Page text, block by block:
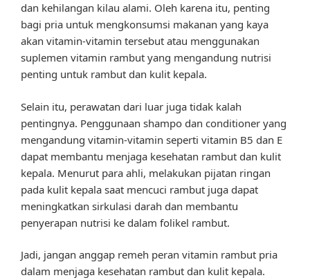
dan kehilangan kilau alami. Oleh karena itu, penting
bagi pria untuk mengkonsumsi makanan yang kaya
akan vitamin-vitamin tersebut atau menggunakan
suplemen vitamin rambut yang mengandung nutrisi
penting untuk rambut dan kulit kepala.
Selain itu, perawatan dari luar juga tidak kalah
pentingnya. Penggunaan shampo dan conditioner yang
mengandung vitamin-vitamin seperti vitamin B5 dan E
dapat membantu menjaga kesehatan rambut dan kulit
kepala. Menurut para ahli, melakukan pijatan ringan
pada kulit kepala saat mencuci rambut juga dapat
meningkatkan sirkulasi darah dan membantu
penyerapan nutrisi ke dalam folikel rambut.
Jadi, jangan anggap remeh peran vitamin rambut pria
dalam menjaga kesehatan rambut dan kulit kepala.